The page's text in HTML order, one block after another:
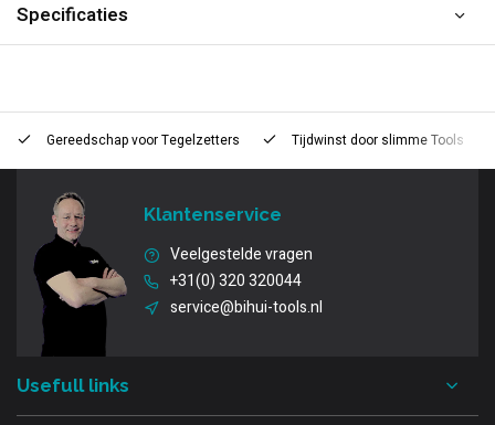
Specificaties
Gereedschap voorTegelzetters Tijdwinst door slimme Tools
Klantenservice
Veelgestelde vragen
+31(0) 320 320044
service@bihui-tools.nl
Usefull links